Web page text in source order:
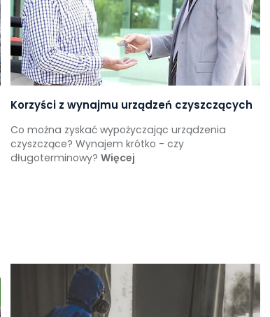
Korzyści z wynajmu urządzeń czyszczących
Co można zyskać wypożyczając urządzenia
czyszczące? Wynajem krótko - czy
długoterminowy?Więcej